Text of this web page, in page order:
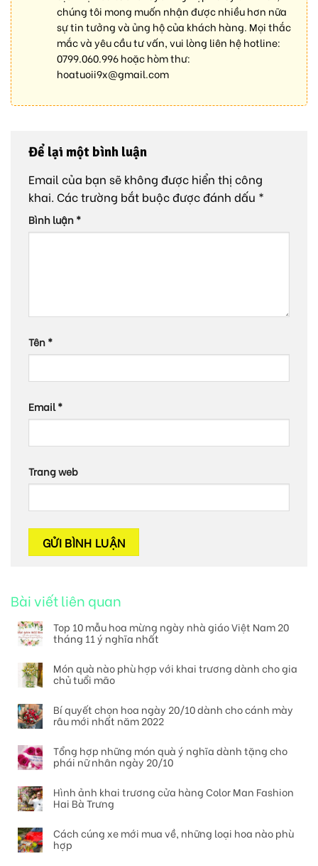
chúng tôi mong muốn nhận được nhiều hơn nữa
sự tin tưởng và ủng hộ của khách hàng. Mọi thắc
mắc và yêu cầu tư vấn, vui lòng liên hệ hotline:
0799.060.996hoặc hòm thư:
hoatuoii9x@gmail.com
Để lại một bình luận
Email của bạn sẽ không được hiển thị công
khai. Các trường bắt buộc được đánh dấu *
Bình luận*
Tên*
Email*
Trang web
Bài viết liên quan
Top 10 mẫu hoa mừng ngày nhà giáo Việt Nam 20
tháng 11 ý nghĩa nhất
Món quà nào phù hợp với khai trương dành cho gia
chủ tuổi mão
Bí quyết chọn hoa ngày 20/10 dành cho cánh mày
râu mới nhất năm 2022
Tổng hợp những món quà ý nghĩa dành tặng cho
phái nữ nhân ngày 20/10
Hình ảnh khai trương cửa hàng Color Man Fashion
Hai Bà Trưng
Cách cúng xe mới mua về, những loại hoa nào phù
hợp